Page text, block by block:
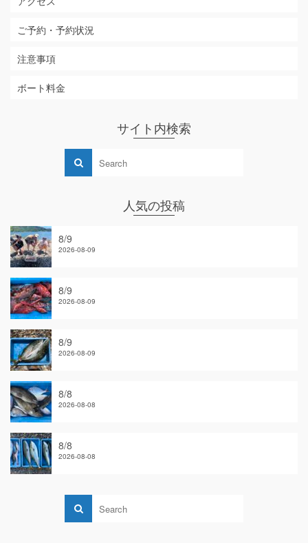
ご予約・予約状況
注意事項
ボート料金
サイト内検索
人気の投稿
8/9
2026-08-09
8/9
2026-08-09
8/9
2026-08-09
8/8
2026-08-08
8/8
2026-08-08